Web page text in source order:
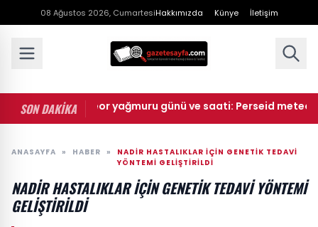
08 Ağustos 2026, CumartesiHakkımızda Künye İletişim
SON DAKİKA
meteor yağmuru günü ve saati: Perseid meteor
ANASAYFA » HABER »
NADIR HASTALIKLAR İÇIN GENETIK TEDAVI
YÖNTEMI GELIŞTIRILDI
NADIR HASTALIKLAR İÇIN GENETIK TEDAVI YÖNTEMI
GELIŞTIRILDI